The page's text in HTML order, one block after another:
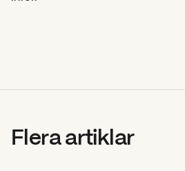
Flera artiklar